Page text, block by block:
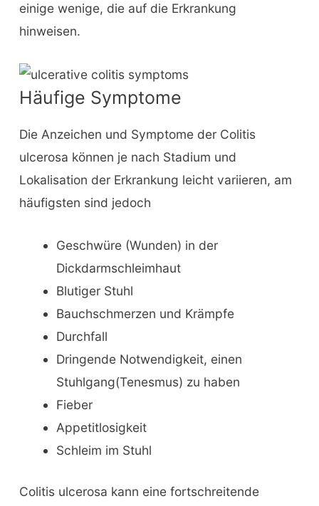
einige wenige, die auf die Erkrankung
hinweisen.
Häufige Symptome
Die Anzeichen und Symptome der Colitis
ulcerosa können je nach Stadium und
Lokalisation der Erkrankung leicht variieren, am
häufigsten sind jedoch
Geschwüre (Wunden) in der
Dickdarmschleimhaut
Blutiger Stuhl
Bauchschmerzen und Krämpfe
Durchfall
Dringende Notwendigkeit, einen
Stuhlgang(Tenesmus) zu haben
Fieber
Appetitlosigkeit
Schleim im Stuhl
Colitis ulcerosa kann eine fortschreitende